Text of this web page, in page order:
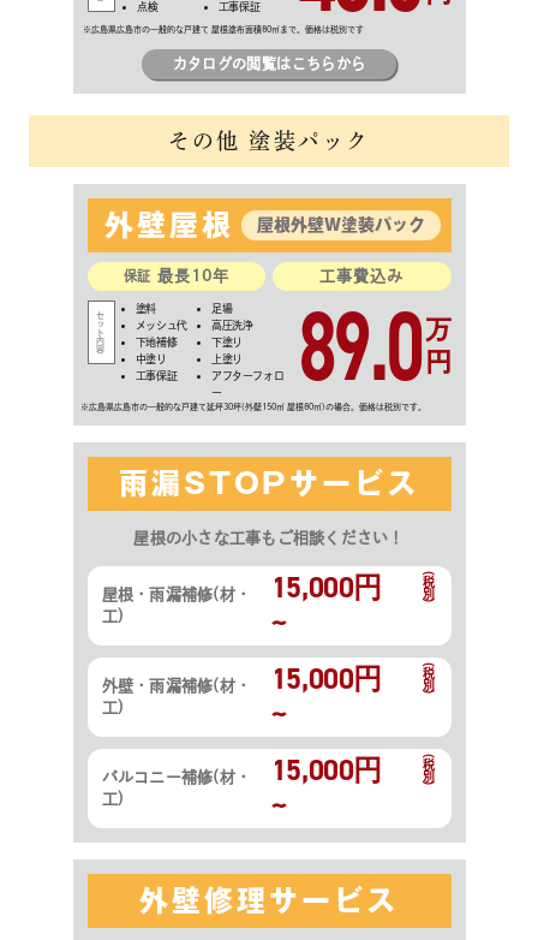
点検
工事保証
カタログの閲覧はこちらから
その他 塗装パック
外壁屋根 屋根外壁W塗装パック
保証 最長10年 工事費込み
塗料
足場
メッシュ代
高圧洗浄
下地補修
下塗り
中塗り
上塗り
工事保証
アフターフォロ
ー
89.0万
円
雨漏STOPサービス
屋根の小さな工事もご相談ください！
屋根・雨漏補修(材・
工)
15,000円
~
(税別)
外壁・雨漏補修(材・
工)
15,000円
~
(税別)
バルコニー補修(材・
工)
15,000円
~
(税別)
外壁修理サービス